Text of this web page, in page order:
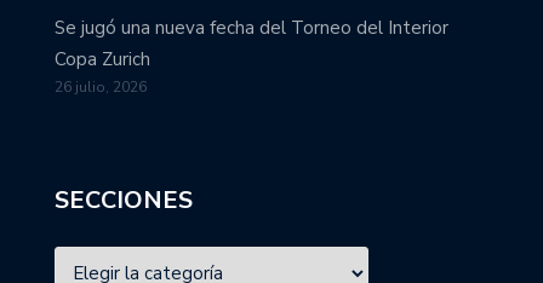
Se jugó una nueva fecha del Torneo del Interior
Copa Zurich
26 julio, 2026
SECCIONES